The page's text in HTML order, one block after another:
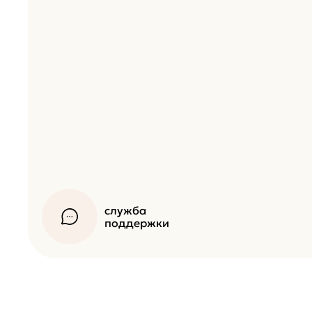
служба
поддержки